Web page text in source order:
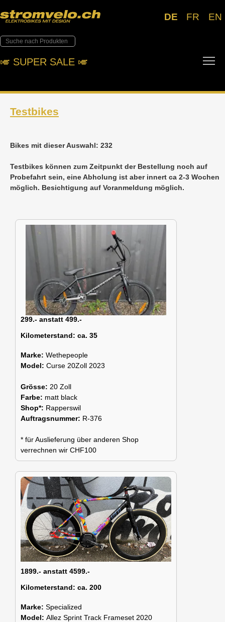
DE FR EN
🎺︎ SUPER SALE 🎺︎
Testbikes
Bikes mit dieser Auswahl: 232
Testbikes können zum Zeitpunkt der Bestellung noch auf
Probefahrt sein, eine Abholung ist aber innert ca 2-3 Wochen
möglich. Besichtigung auf Voranmeldung möglich.
299.- anstatt 499.-
Kilometerstand: ca. 35
Marke: Wethepeople
Model: Curse 20Zoll 2023
Grösse: 20 Zoll
Farbe: matt black
Shop*: Rapperswil
Auftragsnummer: R-376
* für Auslieferung über anderen Shop
verrechnen wir CHF100
1899.- anstatt 4599.-
Kilometerstand: ca. 200
Marke: Specialized
Model: Allez Sprint Track Frameset 2020